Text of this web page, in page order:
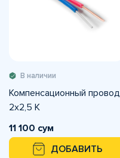
В наличии
Компенсационный провод
2х2,5 К
11 100 сум
ДОБАВИТЬ